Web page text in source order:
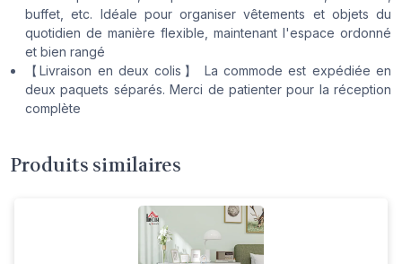
buffet, etc. Idéale pour organiser vêtements et objets du
quotidien de manière flexible, maintenant l'espace ordonné
et bien rangé
【Livraison en deux colis】 La commode est expédiée en
deux paquets séparés. Merci de patienter pour la réception
complète
Produits similaires